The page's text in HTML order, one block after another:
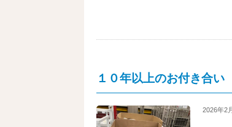
１０年以上のお付き合い
2026年2